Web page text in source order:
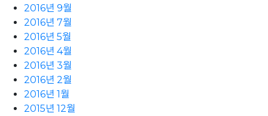
2016년 9월
2016년 7월
2016년 5월
2016년 4월
2016년 3월
2016년 2월
2016년 1월
2015년 12월